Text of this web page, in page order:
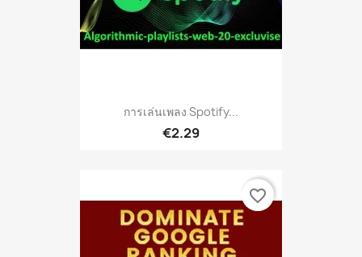
การเล่นเพลง Spotify...
€2.29
favorite_border